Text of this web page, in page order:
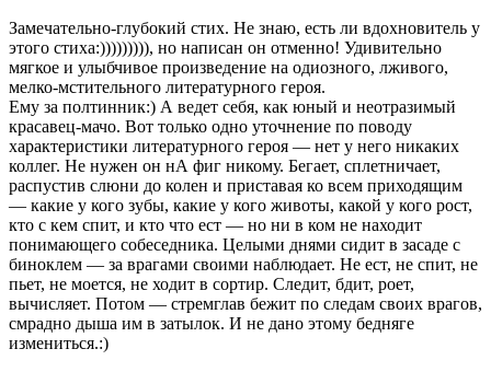
Замечательно-глубокий стих. Не знаю, есть ли вдохновитель у
этого стиха:))))))))), но написан он отменно! Удивительно
мягкое и улыбчивое произведение на одиозного, лживого,
мелко-мстительного литературного героя.
Ему за полтинник:) А ведет себя, как юный и неотразимый
красавец-мачо. Вот только одно уточнение по поводу
характеристики литературного героя — нет у него никаких
коллег. Не нужен он нА фиг никому. Бегает, сплетничает,
распустив слюни до колен и приставая ко всем приходящим
— какие у кого зубы, какие у кого животы, какой у кого рост,
кто с кем спит, и кто что ест — но ни в ком не находит
понимающего собеседника. Целыми днями сидит в засаде с
биноклем — за врагами своими наблюдает. Не ест, не спит, не
пьет, не моется, не ходит в сортир. Следит, бдит, роет,
вычисляет. Потом — стремглав бежит по следам своих врагов,
смрадно дыша им в затылок. И не дано этому бедняге
измениться.:)